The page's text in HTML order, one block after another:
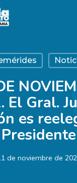
El Gral.
es
Presidente
de noviembre de